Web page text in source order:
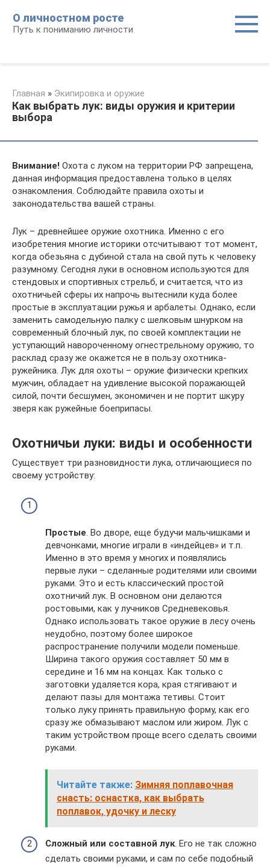
контенту
О личностном росте
Путь к пониманию личности
Главная » Экипировка и оружие
Как выбрать лук: виды оружия и критерии
выбора
Внимание! Охота с луком на территории РФ запрещена,
данная информация предоставлена только в целях
ознакомления. Соблюдайте правила охоты и
законодательства вашей страны.
Лук – древнейшее оружие охотника. Именно с его
изобретения многие историки отсчитывают тот момент,
когда обезьяна с дубиной стала на свой путь к человеку
разумному. Сегодня луки в основном используются для
стендовых и спортивных стрельб, и считается, что из
охотничьей сферы их напрочь вытеснили куда более
простые в эксплуатации ружья и арбалеты. Однако, если
заменить самодельную палку с шелковым шнурком на
современный блочный лук, по своей комплектации не
уступающий навороченному огнестрельному оружию, то
расклад сразу же окажется не в пользу охотника-
ружейника. Лук для охоты – оружие физически крепких
мужчин, обладает на удивление высокой поражающей
силой, почти бесшумен, экономичен и не портит шкуру
зверя как ружейные боеприпасы.
Охотничьи луки: виды и особенности
Существует три разновидности лука, отличающиеся по
своему устройству:
Простые . Во дворе, еще будучи мальчишками и
девчонками, многие играли в «индейцев» и т.п.
Именно в это время у многих и появлялись
первые луки – сделанные родителями или своими
руками. Это и есть классический простой
охотничий лук. В основном они делаются
ростовыми, как у лучников Средневековья.
Однако использовать такое оружие в лесу очень
неудобно, поэтому более широкое
распространение получили модели поменьше.
Ширина такого оружия составляет 50 мм в
середине и 16 мм на концах. Как только с
заготовки удаляется кора, края стягивают и
делают пазы для монтажа тетивы. Стоит
только луку принять правильную форму, как его
сразу же обмазывают маслом или жиром. Лук с
таким устройством проще всего сделать своими
руками.
Читайте также: Зимняя поплавочная
снасть: оснастка, как выбрать
поплавок, удочку и леску
Сложный или составной лук . Его не так сложно
сделать своими руками, и сам по себе подобный